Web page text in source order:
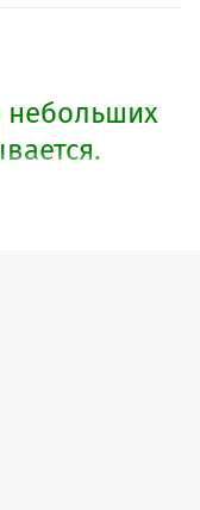
небольших
Красивый
блока